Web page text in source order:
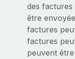
des factures
être
factures
factures
peuvent